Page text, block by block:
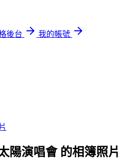
後台
我的帳號
陽演唱會 的相簿照片